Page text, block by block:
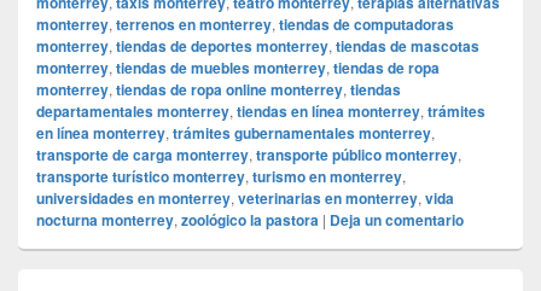
monterrey, terrenos en monterrey, tiendas de computadoras
monterrey, tiendas de deportes monterrey, tiendas de mascotas
monterrey, tiendas de muebles monterrey, tiendas de ropa
monterrey, tiendas de ropa online monterrey, tiendas
departamentales monterrey, tiendas en línea monterrey, trámites
en línea monterrey, trámites gubernamentales monterrey,
transporte de carga monterrey, transporte público monterrey,
transporte turístico monterrey, turismo en monterrey,
universidades en monterrey, veterinarias en monterrey, vida
nocturna monterrey, zoológico la pastora | Deja un comentario